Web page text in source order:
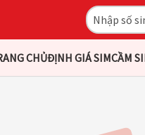
CHỦĐỊNH GIÁ SIMCẦM